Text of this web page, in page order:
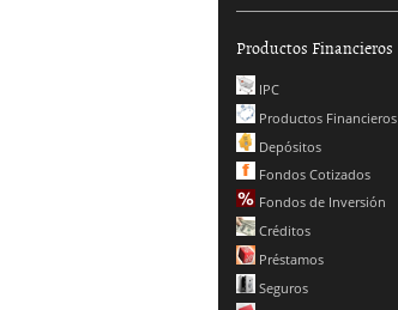
Productos Financieros
IPC
Productos Financieros
Depósitos
Fondos Cotizados
Fondos de Inversión
Créditos
Préstamos
Seguros